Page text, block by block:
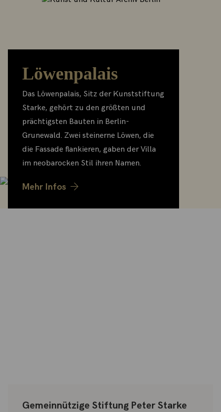
Löwenpalais
Das Löwenpalais, Sitz der Kunststiftung
Starke, gehört zu den größten und
prächtigsten Bauten in Berlin-
Grunewald. Zwei steinerne Löwen, die
die Fassade flankieren, gaben der Villa
im neobarocken Stil ihren Namen.
Mehr Infos
Gemeinnützige Stiftung Peter Starke